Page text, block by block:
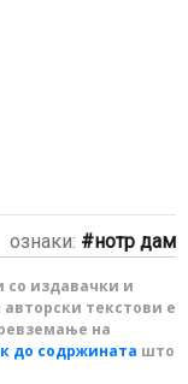
ознаки: нотр дам
со издавачки и
текстови е
на
до содржината што